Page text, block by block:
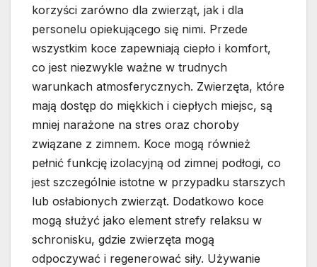
korzyści zarówno dla zwierząt, jak i dla
personelu opiekującego się nimi. Przede
wszystkim koce zapewniają ciepło i komfort,
co jest niezwykle ważne w trudnych
warunkach atmosferycznych. Zwierzęta, które
mają dostęp do miękkich i ciepłych miejsc, są
mniej narażone na stres oraz choroby
związane z zimnem. Koce mogą również
pełnić funkcję izolacyjną od zimnej podłogi, co
jest szczególnie istotne w przypadku starszych
lub osłabionych zwierząt. Dodatkowo koce
mogą służyć jako element strefy relaksu w
schronisku, gdzie zwierzęta mogą
odpoczywać i regenerować siły. Używanie